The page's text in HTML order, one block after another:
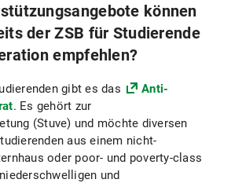
können
der ZSB für Studierende
empfehlen?
gibt es das
Anti-
. Es gehört zur
(Stuve) und möchte diversen
aus einem nicht-
oder poor- und poverty-class
und